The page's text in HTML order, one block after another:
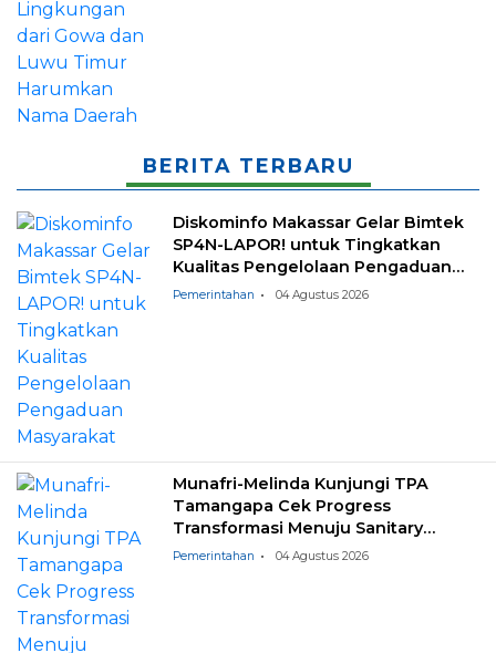
BERITA TERBARU
Diskominfo Makassar Gelar Bimtek
SP4N-LAPOR! untuk Tingkatkan
Kualitas Pengelolaan Pengaduan
Masyarakat
Pemerintahan 04 Agustus 2026
Munafri-Melinda Kunjungi TPA
Tamangapa Cek Progress
Transformasi Menuju Sanitary
Landfill
Pemerintahan 04 Agustus 2026